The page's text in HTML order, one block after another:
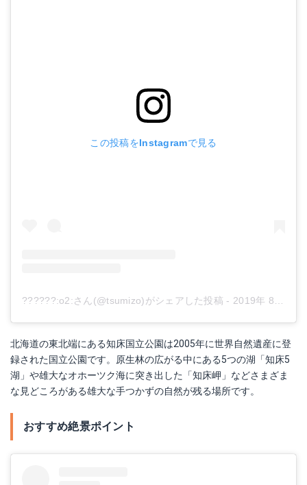
この投稿をInstagramで見る
??????:o2:さん(@tsumizo)がシェアした投稿 - 2019年 8月月19日午後2時14分PDT
北海道の東北端にある知床国立公園は2005年に世界自然遺産に登
録された国立公園です。原生林の広がる中にある5つの湖「知床5
湖」や雄大なオホーツク海に突き出した「知床岬」などさまざま
な見どころがある雄大な手つかずの自然が残る場所です。
おすすめ絶景ポイント